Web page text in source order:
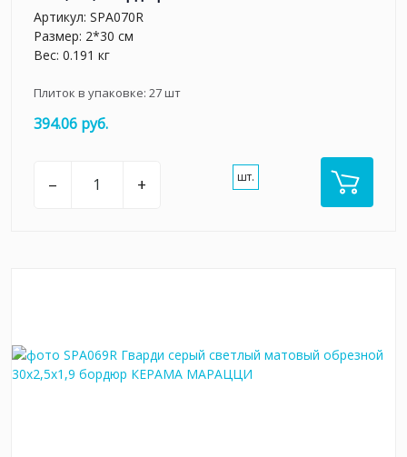
Артикул: SPA070R
Размер: 2*30 см
Вес: 0.191 кг
Плиток в упаковке: 27шт
394.06 руб.
– + шт.